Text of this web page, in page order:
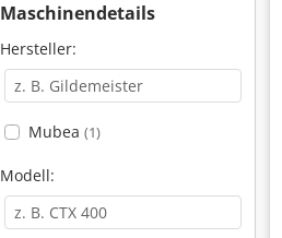
Maschinendetails
Hersteller:
Mubea (1)
Modell: